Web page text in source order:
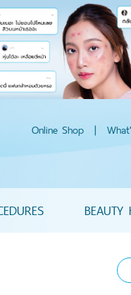
Online Shop |
BEAUTY